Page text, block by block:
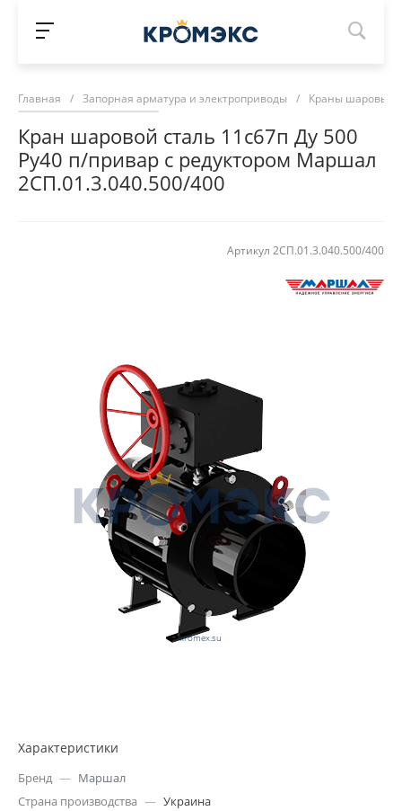
Главная / Запорная арматура и электроприводы / Краны шаровые
Кран шаровой сталь 11с67п Ду 500
Ру40 п/привар с редуктором Маршал
2СП.01.3.040.500/400
Артикул 2СП.01.3.040.500/400
Характеристики
Бренд — Маршал
Страна производства — Украина